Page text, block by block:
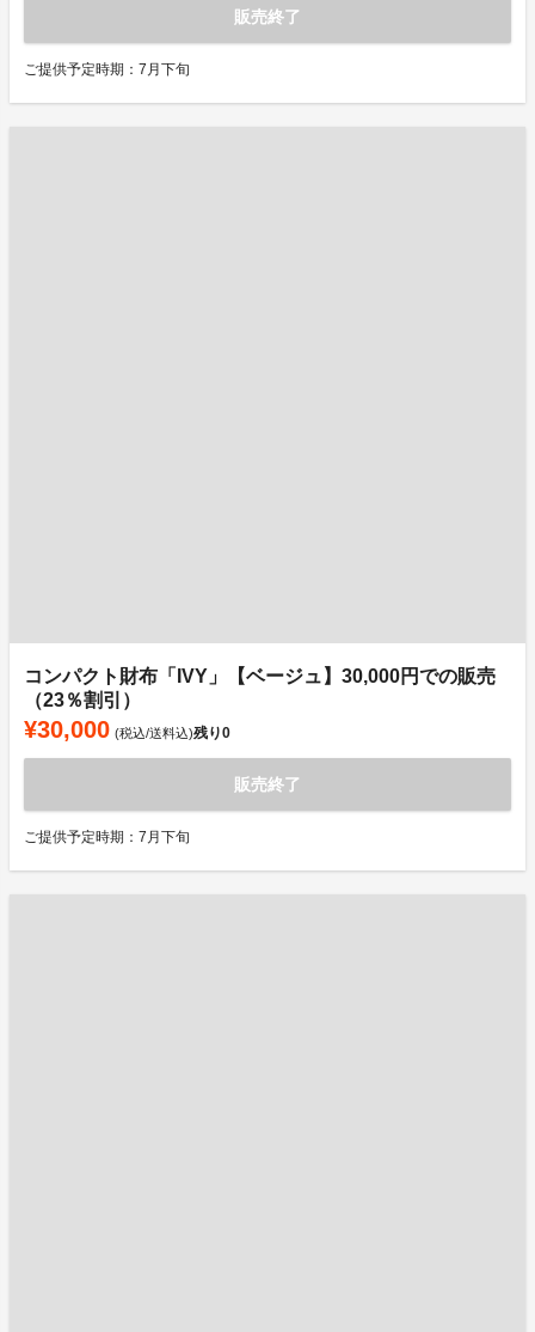
販売終了
ご提供予定時期：7月下旬
コンパクト財布「IVY」【ベージュ】30,000円での販売
（23％割引）
¥30,000 (税込/送料込)残り0
販売終了
ご提供予定時期：7月下旬